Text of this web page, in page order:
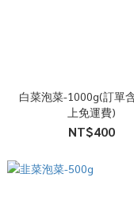
白菜泡菜-1000g(訂單
上免運費)
NT$400